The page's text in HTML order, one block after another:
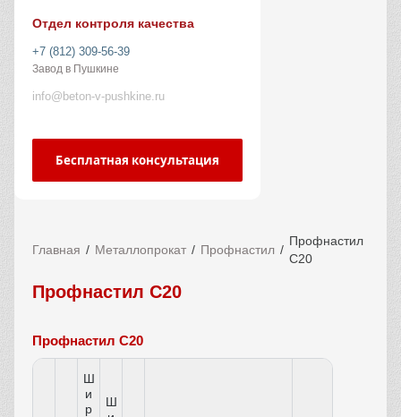
Отдел контроля качества
+7 (812) 309-56-39
Завод в Пушкине
info@beton-v-pushkine.ru
Бесплатная консультация
Главная Металлопрокат Профнастил
Профнастил
С20
Профнастил С20
Профнастил С20
Ш
и
р
Ш